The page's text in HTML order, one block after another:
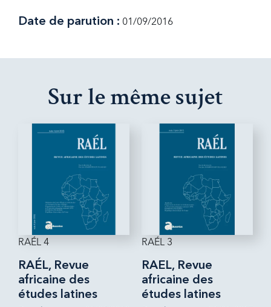
Date de parution : 01/09/2016
Sur le même sujet
RAÉL 4
RAÉL, Revue
africaine des
études latines
RAÉL 3
RAEL, Revue
africaine des
études latines